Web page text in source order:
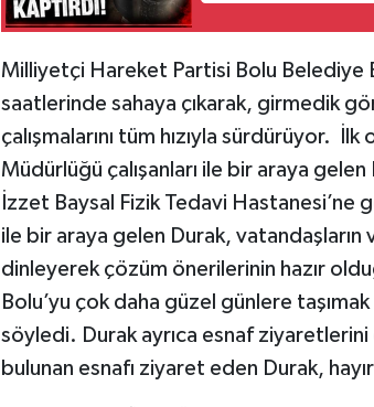
Milliyetçi Hareket Partisi Bolu Belediye
saatlerinde sahaya çıkarak, girmedik
çalışmalarını tüm hızıyla sürdürüyor.
Müdürlüğü çalışanları ile bir araya
İzzet Baysal Fizik Tedavi Hastanesi’ne
ile bir araya gelen Durak, vatandaşların
dinleyerek çözüm önerilerinin hazır
Bolu’yu çok daha güzel günlere
söyledi. Durak ayrıca esnaf
bulunan esnafı ziyaret eden Durak,